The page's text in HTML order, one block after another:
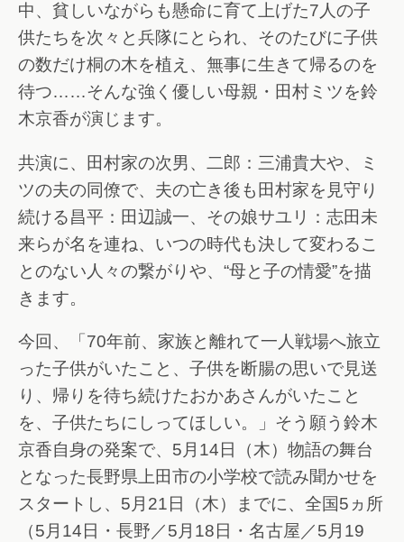
中、貧しいながらも懸命に育て上げた7人の子
供たちを次々と兵隊にとられ、そのたびに子供
の数だけ桐の木を植え、無事に生きて帰るのを
待つ……そんな強く優しい母親・田村ミツを鈴
木京香が演じます。
共演に、田村家の次男、二郎：三浦貴大や、ミ
ツの夫の同僚で、夫の亡き後も田村家を見守り
続ける昌平：田辺誠一、その娘サユリ：志田未
来らが名を連ね、いつの時代も決して変わるこ
とのない人々の繋がりや、“母と子の情愛”を描
きます。
今回、「70年前、家族と離れて一人戦場へ旅立
った子供がいたこと、子供を断腸の思いで見送
り、帰りを待ち続けたおかあさんがいたこと
を、子供たちにしってほしい。」そう願う鈴木
京香自身の発案で、5月14日（木）物語の舞台
となった長野県上田市の小学校で読み聞かせを
スタートし、5月21日（木）までに、全国5ヵ所
（5月14日・長野／5月18日・名古屋／5月19